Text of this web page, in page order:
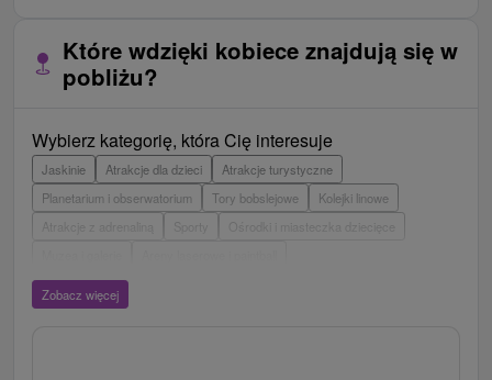
Które wdzięki kobiece znajdują się w
pobliżu?
Wybierz kategorię, która Cię interesuje
Jaskinie Atrakcje dla dzieci
Atrakcje turystyczne
Planetarium i obserwatorium
Tory bobslejowe
Kolejki linowe
Atrakcje z adrenaliną
Wieże obserwacyjne i chodniki
Escaperoom
Zobacz więcej